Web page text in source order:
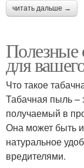
Пыль на
Пыль на
читать дальше →
Полезные
для
Что такое
Табачная пыль –
получаемый в
Она может быть
натуральное
вредителями.